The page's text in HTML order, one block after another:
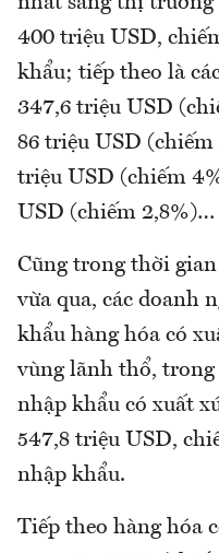
400 triệu USD,
khẩu; tiếp theo là
347,6 triệu USD
86 triệu USD (chiếm
triệu USD (chiếm
USD (chiếm 2,8%)…
Cũng trong thời
vừa qua, các doanh
khẩu hàng hóa có
vùng lãnh thổ,
nhập khẩu có xuất
547,8 triệu USD,
nhập khẩu.
Tiếp theo hàng hóa